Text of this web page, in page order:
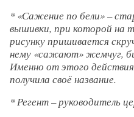
* «Сажение по бели» –
вышивки, при которой на
рисунку пришивается
нему «сажают» жемчуг,
Именно от этого
получила своё название.
* Регент – руководитель